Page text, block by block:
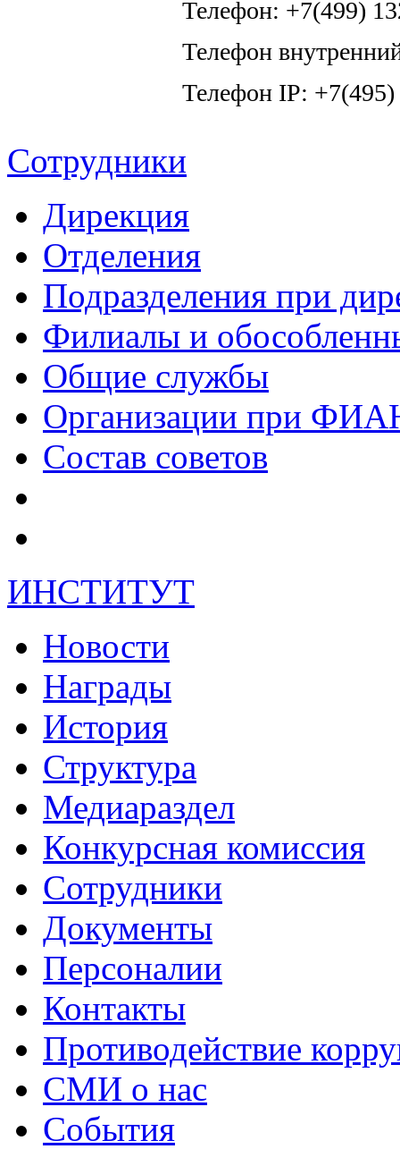
Телефон: +7(499)
Телефон
Телефон IP:
Сотрудники
Дирекция
Отделения
Подразделения при
Филиалы и
Общие службы
Организации при
Состав советов
ИНСТИТУТ
Новости
Награды
История
Структура
Медиараздел
Конкурсная комиссия
Сотрудники
Документы
Персоналии
Контакты
Противодействие
СМИ о нас
События